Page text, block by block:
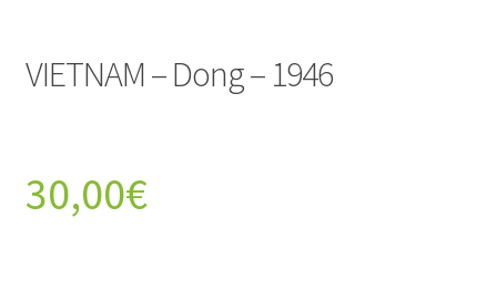
VIETNAM – Dong – 1946
30,00€